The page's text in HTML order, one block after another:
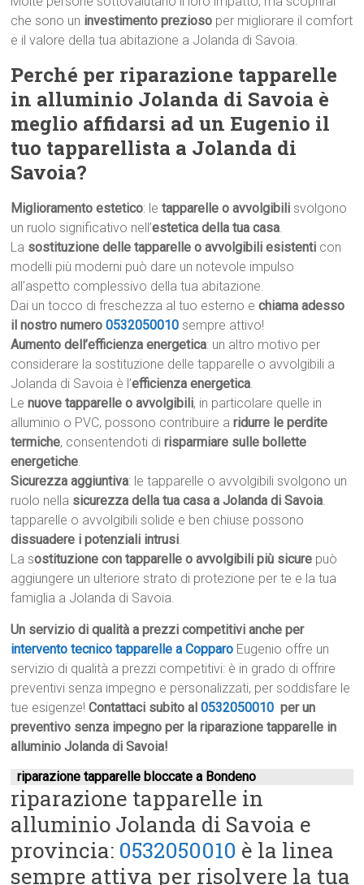
che sono un investimento prezioso per migliorare il comfort
e il valore della tua abitazione a Jolanda di Savoia.
Perché per riparazione tapparelle
in alluminio Jolanda di Savoia è
meglio affidarsi ad un Eugenio il
tuo tapparellista a Jolanda di
Savoia?
Miglioramento estetico: letapparelle o avvolgibili svolgono
un ruolo significativo nell’estetica della tua casa.
La sostituzione delle tapparelle o avvolgibili esistenti con
modelli più moderni può dare un notevole impulso
all’aspetto complessivo della tua abitazione.
Dai un tocco di freschezza al tuo esterno echiama adesso
il nostro numero0532050010 sempre attivo!
Aumento dell’efficienza energetica: un altro motivo per
considerare la sostituzione delle tapparelle o avvolgibili a
Jolanda di Savoia è l’efficienza energetica.
Lenuove tapparelle o avvolgibili, in particolare quelle in
alluminio o PVC, possono contribuire aridurre le perdite
termiche, consentendoti dirisparmiare sulle bollette
energetiche.
Sicurezza aggiuntiva: le tapparelle o avvolgibili svolgono un
ruolo nella sicurezza della tua casa a Jolanda di Savoia.
tapparelle o avvolgibili solide e ben chiuse possono
dissuadere i potenziali intrusi.
La sostituzione con tapparelle o avvolgibili più sicure può
aggiungere un ulteriore strato di protezione per te e la tua
famiglia a Jolanda di Savoia.
Un servizio di qualità a prezzi competitivi anche per
intervento tecnico tapparelle a Copparo Eugenio offre un
servizio di qualità a prezzi competitivi: è in grado di offrire
preventivi senza impegno e personalizzati, per soddisfare le
tue esigenze!Contattaci subito al0532050010 per un
preventivo senza impegno per la riparazione tapparelle in
alluminio Jolanda di Savoia!
riparazione tapparelle bloccate a Bondeno
riparazione tapparelle in
alluminio Jolanda di Savoia e
provincia: 0532050010 è la linea
sempre attiva per risolvere la tua